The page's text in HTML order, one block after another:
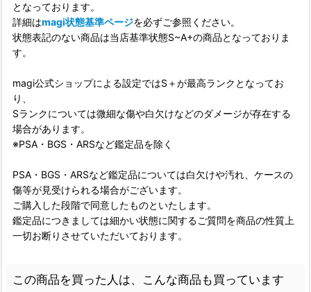
となっております。
詳細はmagi状態基準ページを必ずご参照ください。
状態表記のない商品は当店基準状態S~A+の商品となっておりま
す。
magi公式ショップによる設定ではS＋が最高ランクとなってお
り、
Sランクについては微細な傷や白欠けなどのダメージが存在する
場合があります。
※PSA・BGS・ARSなど鑑定品を除く
PSA・BGS・ARSなど鑑定品については白欠けや汚れ、ケースの
傷等が見受けられる場合がございます。
ご購入した段階で同意したものといたします。
鑑定品につきましては細かい状態に関するご質問を商品の性質上
一切お断りさせていただいております。
この商品を買った人は、こんな商品も買っています